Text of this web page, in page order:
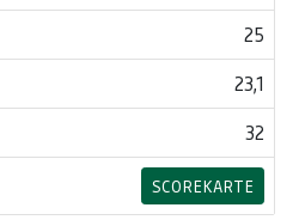
25
23,1
32
SCOREKARTE